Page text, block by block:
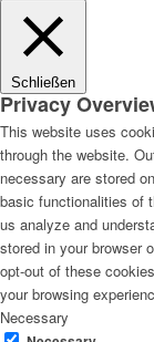
Schließen
Privacy
This website uses
through the website.
necessary are stored
basic functionalities of
us analyze and
stored in your browser
opt-out of these
your browsing
Necessary